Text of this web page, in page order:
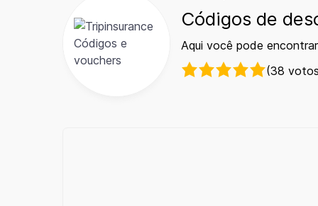
Códigos de
Aqui você pode
(38